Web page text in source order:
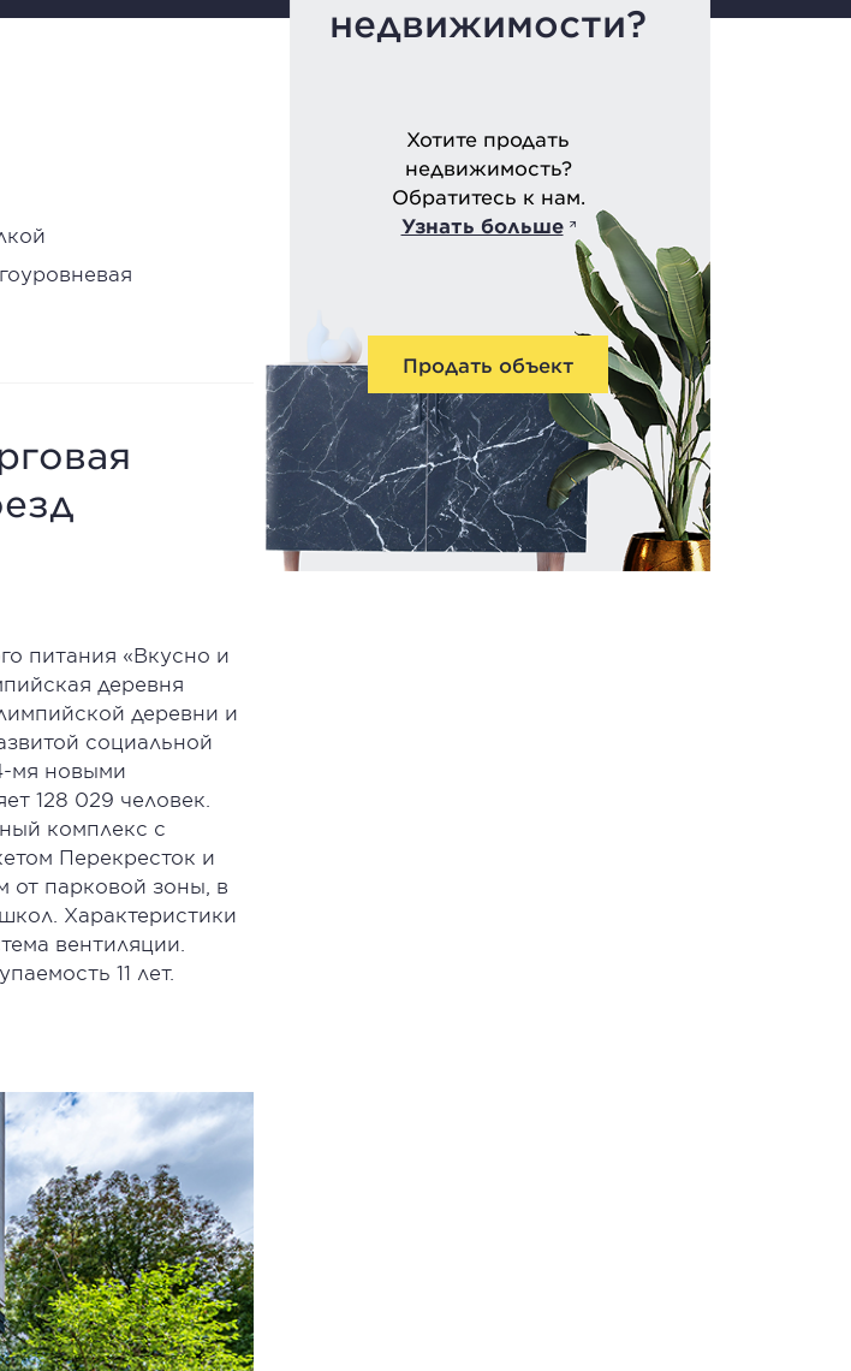
недвижимости?
Хотите продать
недвижимость?
Обратитесь к нам.
Узнать больше
Продать объект
питания «Вкусно и
деревня
деревни и
социальной
мя новыми
128 029 человек.
комплекс с
Перекресток и
от парковой зоны, в
Характеристики
вентиляции.
11 лет.